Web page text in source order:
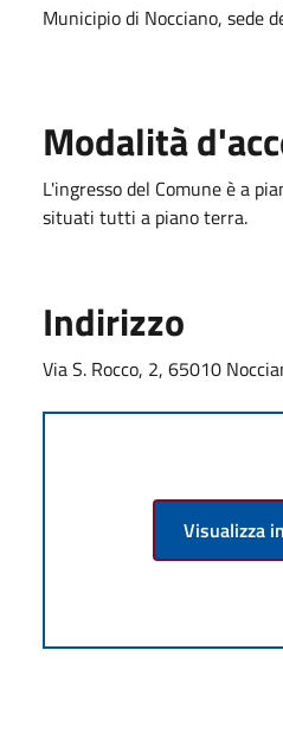
Municipio di Nocciano, sede
Modalità
L'ingresso del Comune è a
situati tutti a piano terra.
Indirizzo
Via S. Rocco, 2, 65010
Visualizza